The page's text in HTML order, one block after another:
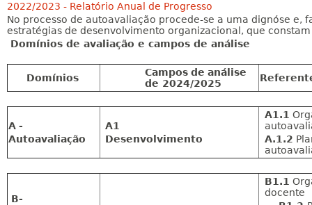
2022/2023 - Relatório Anual de Progresso
No processo de autoavaliação procede-se a uma dignóse
estratégias de desenvolvimento organizacional, que
Domínios de avaliação e campos de análise
Domínios Campos de análise
de 2024/2025
A -
Autoavaliação
A1
Desenvolvimento
A1.1
A.1.2
B-
B1.1
docente